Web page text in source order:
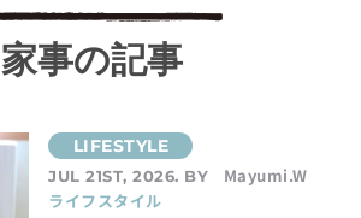
家事の記事
JUL 21ST, 2026. BY
Mayumi.W
ライフスタイル